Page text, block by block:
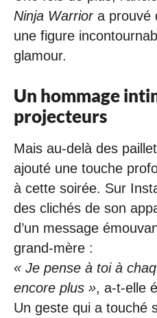
Ninja Warriora prouvé
une figure
glamour.
Un hommage
projecteurs
Mais au-delà des
ajouté une touche
à cette soirée. Sur
des clichés de son
d’un message
grand-mère :
« Je pense à toi à
encore plus », a-t-elle
Un geste qui a touché